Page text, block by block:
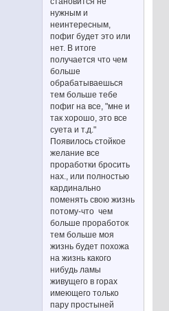
нужным и
неинтересным,
пофиг будет это или
нет. В итоге
получается что чем
больше
обрабатываешься
тем больше тебе
пофиг на все, "мне и
так хорошо, это все
суета и т.д."
Появилось стойкое
желание все
проработки бросить
нах., или полностью
кардинально
поменять свою жизнь
потому-что чем
больше проработок
тем больше моя
жизнь будет похожа
на жизнь какого
нибудь ламы
живущего в горах
имеющего только
пару простыней